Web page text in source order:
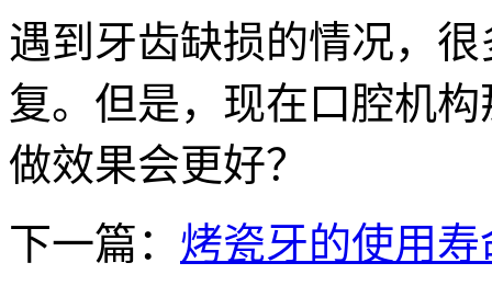
遇到牙齿缺损的情况，
复。但是，现在口腔机
做效果会更好？
下一篇： 烤瓷牙的使用